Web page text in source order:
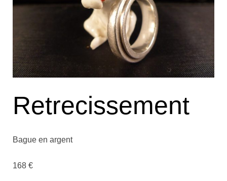
Retrecissement
Bague en argent
168 €